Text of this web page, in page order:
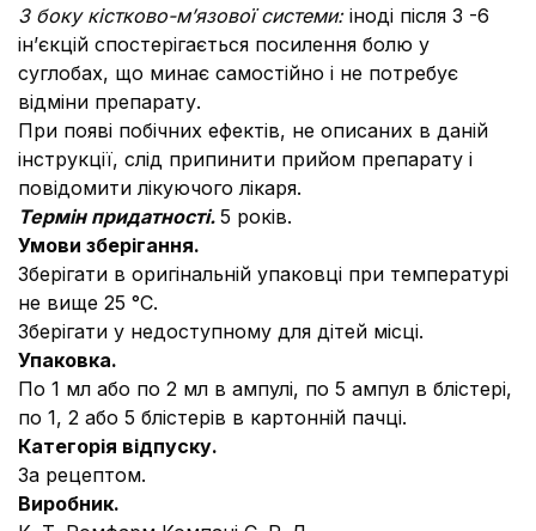
З боку кістково-м’язової системи: іноді після 3 -6
ін’єкцій спостерігається посилення болю у
суглобах, що минає самостійно і не потребує
відміни препарату.
При появі побічних ефектів, не описаних в даній
інструкції, слід припинити прийом препарату і
повідомити лікуючого лікаря.
Термін придатності. 5 років.
Умови зберігання.
Зберігати в оригінальній упаковці при температурі
не вище 25 °С.
Зберігати у недоступному для дітей місці.
Упаковка.
По 1 мл або по 2 мл в ампулі, по 5 ампул в блістері,
по 1, 2 або 5 блістерів в картонній пачці.
Категорія відпуску.
За рецептом.
Виробник.